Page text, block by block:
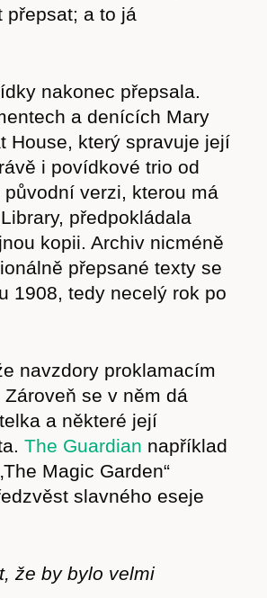
přepsat; a to já
nakonec přepsala.
a denících Mary
House, který spravuje její
i povídkové trio od
verzi, kterou má
předpokládala
kopii. Archiv nicméně
přepsané texty se
1908, tedy necelý rok po
navzdory proklamacím
se v něm dá
a některé její
The Guardian například
Magic Garden“
slavného eseje
že by bylo velmi